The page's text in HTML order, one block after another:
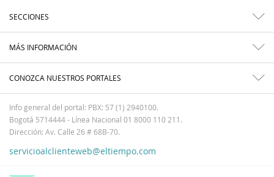
SECCIONES
MÁS INFORMACIÓN
CONOZCA NUESTROS PORTALES
Info general del portal: PBX: 57 (1) 2940100.
Bogotá 5714444 - Línea Nacional 01 8000 110 211.
Dirección: Av. Calle 26 # 68B-70.
servicioalclienteweb@eltiempo.com